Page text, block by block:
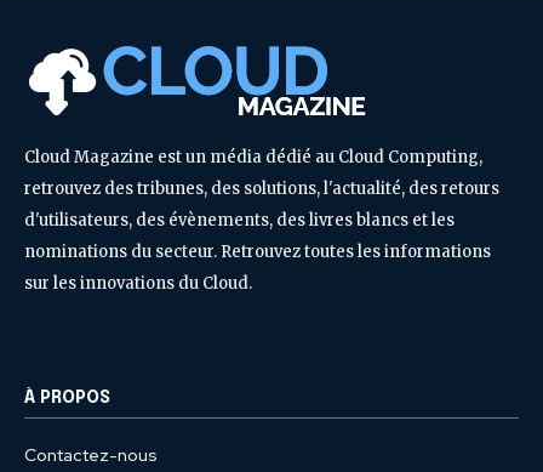
Cloud Magazine est un média dédié au Cloud Computing,
retrouvez des tribunes, des solutions, l'actualité, des retours
d'utilisateurs, des évènements, des livres blancs et les
nominations du secteur. Retrouvez toutes les informations
sur les innovations du Cloud.
À PROPOS
Contactez-nous